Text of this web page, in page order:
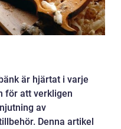
är hjärtat i varje
för att verkligen
av
Denna artikel